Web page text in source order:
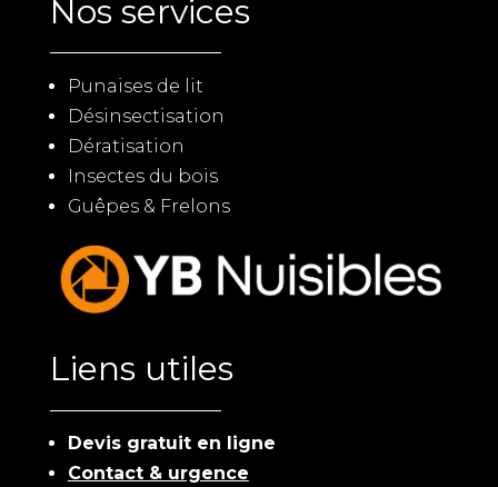
Nos services
Punaises de lit
Désinsectisation
Dératisation
Insectes du bois
Guêpes & Frelons
Liens utiles
Devis gratuit en ligne
Contact & urgence